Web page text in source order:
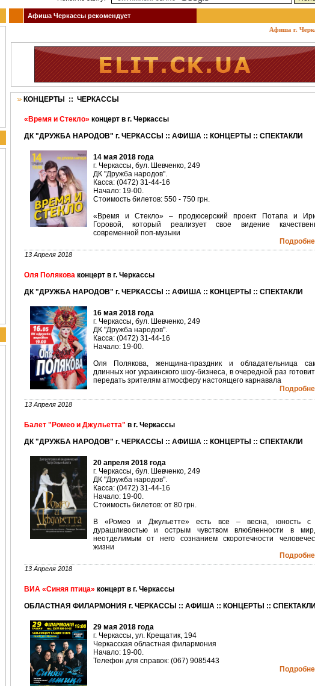
Афиша Черкассы рекомендует
Афиша г.
КОНЦЕРТЫ :: ЧЕРКАССЫ
«Время и Стекло» концерт в г. Черкассы
ДК "ДРУЖБА НАРОДОВ" г. ЧЕРКАССЫ :: АФИША :: КОНЦЕРТЫ :: СПЕКТАКЛИ
14 мая 2018 года
г. Черкассы, бул. Шевченко, 249
ДК "Дружба народов".
Касса: (0472) 31-44-16
Начало: 19-00.
Стоимость билетов: 550 - 750 грн.
«Время и Стекло» – продюсерский проект Потапа и
Горовой, который реализует свое видение
современной поп-музыки
13 Апреля 2018
Оля Поляковаконцерт в г. Черкассы
ДК "ДРУЖБА НАРОДОВ" г. ЧЕРКАССЫ :: АФИША :: КОНЦЕРТЫ :: СПЕКТАКЛИ
16 мая 2018 года
г. Черкассы, бул. Шевченко, 249
ДК "Дружба народов".
Касса: (0472) 31-44-16
Начало: 19-00.
Оля Полякова, женщина-праздник и обладательница
длинных ног украинского шоу-бизнеса, в очередной раз
передать зрителям атмосферу настоящего карнавала
13 Апреля 2018
Балет "Ромео и Джульетта" в г. Черкассы
ДК "ДРУЖБА НАРОДОВ" г. ЧЕРКАССЫ :: АФИША :: КОНЦЕРТЫ :: СПЕКТАКЛИ
20 апреля 2018 года
г. Черкассы, бул. Шевченко, 249
ДК "Дружба народов".
Касса: (0472) 31-44-16
Начало: 19-00.
Стоимость билетов: от 80 грн.
В «Ромео и Джульетте» есть все – весна, юность с
дурашливостью и острым чувством влюбленности в
неотделимым от него сознанием скоротечности
жизни
13 Апреля 2018
ВИА «Синяя птица» концерт в г. Черкассы
ОБЛАСТНАЯ ФИЛАРМОНИЯ г. ЧЕРКАССЫ :: АФИША :: КОНЦЕРТЫ :: СПЕКТАКЛИ
29 мая 2018 года
г. Черкассы, ул. Крещатик, 194
Черкасская областная филармония
Начало: 19-00.
Телефон для справок: (067) 9085443